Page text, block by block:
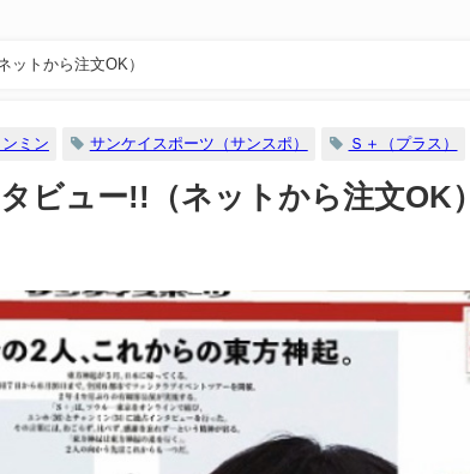
ットから注文OK）
ミン サンケイスポーツ（サンスポ） Ｓ＋（プラス）
ビュー!!（ネットから注文OK）